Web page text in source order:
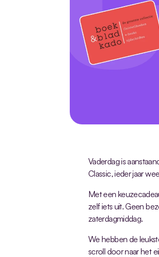
Vaderdag is
Classic, ieder jaar
Met een
zelf iets uit. Geen
zaterdagmiddag.
We hebben de
scroll door naar het